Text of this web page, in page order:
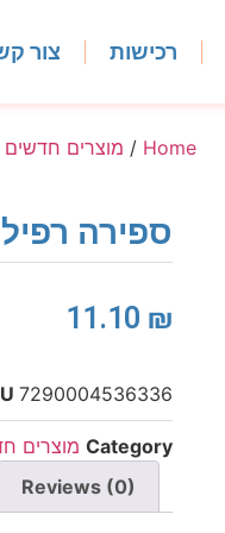
רכישות צור
Home
/ מוצרים חדשים
ספירה רפיל נוזלי
11.10 ₪
7290004536336
Category מוצרים
Reviews (0)